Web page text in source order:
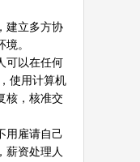
建立多方协
。
可以在任何
使用计算机
核，核准交
用雇请自己
薪资处理人